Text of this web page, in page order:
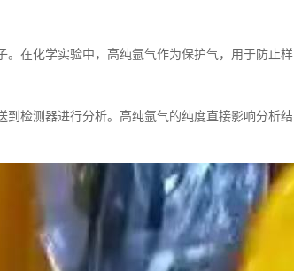
在化学实验中，高纯氩气作为保护气，用于防止样
检测器进行分析。高纯氩气的纯度直接影响分析结